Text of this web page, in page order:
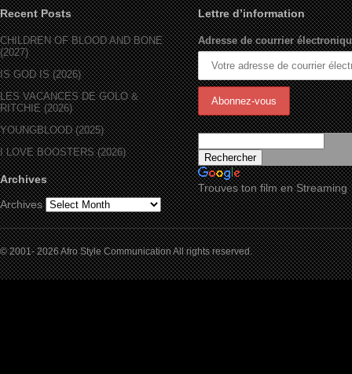
Recent Posts
CHILDREN OF BLOOD AND BONE
(2027)
IS GOD IS (2026)
LES VACANCES DE GOLO &
RITCHIE (2026)
YOUNGBLOOD (2025)
I LOVE BOOSTERS (2026)
Archives
Archives
Lettre d’information
Adresse de courrier
Trouves ton film en Streaming
© 2001- 2026 Afro Style Communication All rights reserved.